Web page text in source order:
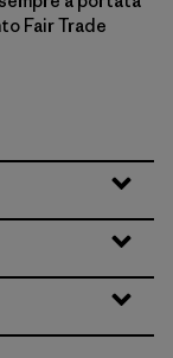
Fair Trade